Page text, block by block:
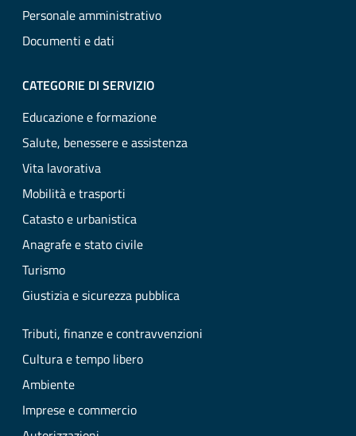
Personale amministrativo
Documenti e dati
CATEGORIE DI SERVIZIO
Educazione e formazione
Salute, benessere e assistenza
Vita lavorativa
Mobilità e trasporti
Catasto e urbanistica
Anagrafe e stato civile
Turismo
Giustizia e sicurezza pubblica
Tributi, finanze e contravvenzioni
Cultura e tempo libero
Ambiente
Imprese e commercio